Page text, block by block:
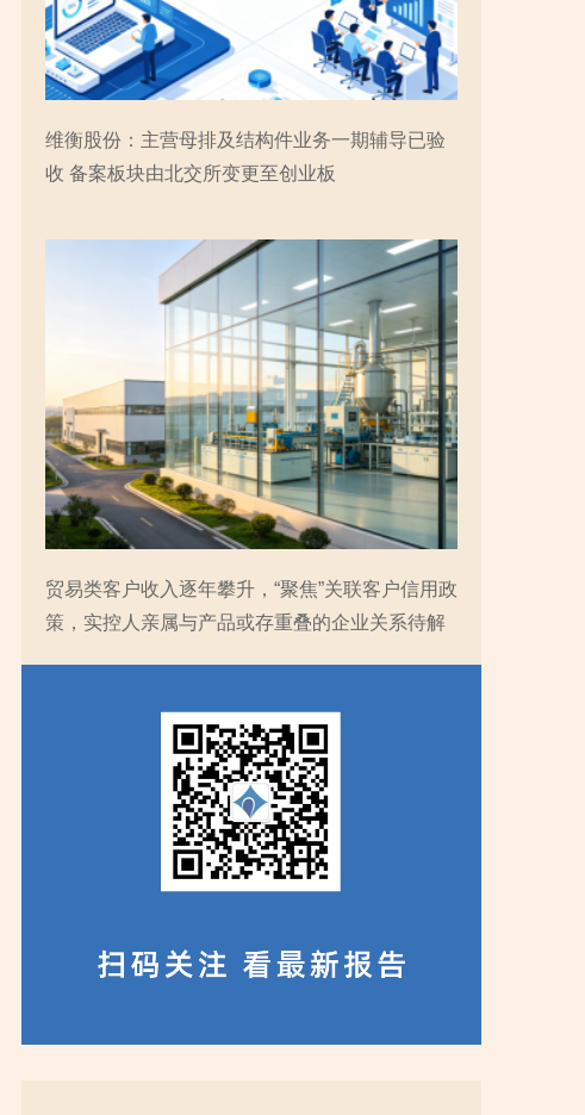
维衡股份：主营母排及结构件业务一期辅导已验
收 备案板块由北交所变更至创业板
贸易类客户收入逐年攀升，“聚焦”关联客户信用政
策，实控人亲属与产品或存重叠的企业关系待解